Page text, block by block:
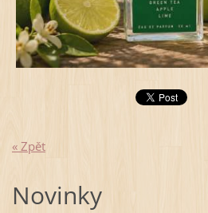
« Zpět
Novinky